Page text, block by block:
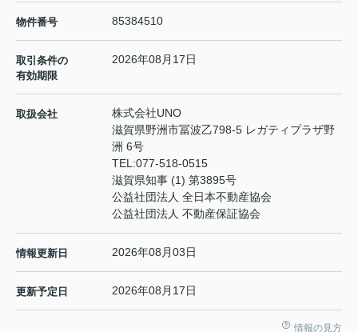
物件番号 85384510
取引条件の
有効期限
2026年08月17日
取扱会社
株式会社UNO
滋賀県野洲市冨波乙798-5 レガティプラザ野
洲 6号
TEL:077-518-0515
滋賀県知事 (1) 第3895号
公益社団法人 全日本不動産協会
公益社団法人 不動産保証協会
情報更新日 2026年08月03日
更新予定日 2026年08月17日
情報の見方